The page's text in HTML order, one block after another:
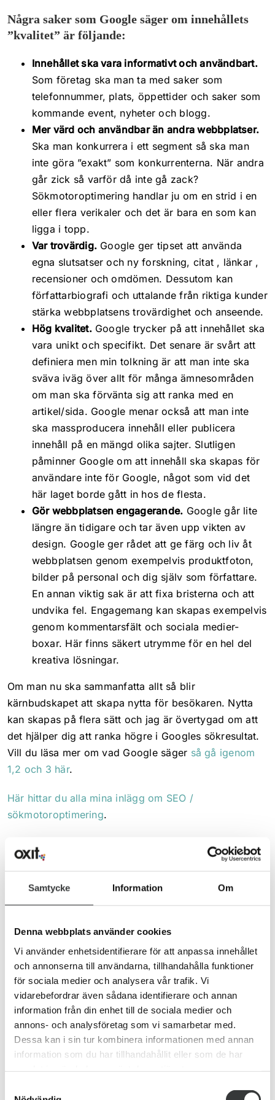
Samtycke Information Om
Denna webbplats använder cookies
Vi använder enhetsidentifierare för att anpassa innehållet
och annonserna till användarna, tillhandahålla funktioner
för sociala medier och analysera vår trafik. Vi
vidarebefordrar även sådana identifierare och annan
information från din enhet till de sociala medier och
annons- och analysföretag som vi samarbetar med.
Dessa kan i sin tur kombinera informationen med annan
information som du har tillhandahållit eller som de har
Några saker som Google säger om innehållets
”kvalitet” är följande:
Innehållet ska vara informativt och användbart.
Som företag ska man ta med saker som
telefonnummer, plats, öppettider och saker som
kommande event, nyheter och blogg.
Mer värd och användbar än andra webbplatser.
Ska man konkurrera i ett segment så ska man
inte göra ”exakt” som konkurrenterna. När andra
går zick så varför då inte gå zack?
Sökmotoroptimering handlar ju om en strid i en
eller flera verikaler och det är bara en som kan
ligga i topp.
Var trovärdig. Google ger tipset att använda
egna slutsatser och ny forskning, citat , länkar ,
recensioner och omdömen. Dessutom kan
författarbiografi och uttalande från riktiga kunder
stärka webbplatsens trovärdighet och anseende.
Hög kvalitet.Google trycker på att innehållet ska
vara unikt och specifikt. Det senare är svårt att
definiera men min tolkning är att man inte ska
sväva iväg över allt för många ämnesområden
om man ska förvänta sig att ranka med en
artikel/sida. Google menar också att man inte
ska massproducera innehåll eller publicera
innehåll på en mängd olika sajter. Slutligen
påminner Google om att innehåll ska skapas för
användare inte för Google, något som vid det
här laget borde gått in hos de flesta.
Gör webbplatsen engagerande. Google går lite
längre än tidigare och tar även upp vikten av
design. Google ger rådet att ge färg och liv åt
webbplatsen genom exempelvis produktfoton,
bilder på personal och dig själv som författare.
En annan viktig sak är att fixa bristerna och att
undvika fel. Engagemang kan skapas exempelvis
genom kommentarsfält och sociala medier-
boxar. Här finns säkert utrymme för en hel del
kreativa lösningar.
Om man nu ska sammanfatta allt så blir
kärnbudskapet att skapa nytta för besökaren. Nytta
kan skapas på flera sätt och jag är övertygad om att
det hjälper dig att ranka högre i Googles sökresultat.
Vill du läsa mer om vad Google säger så gå igenom
1,2 och 3 här.
Här hittar du alla mina inlägg om SEO /
sökmotoroptimering.
One Comment
29 december, 2016 at 16:35 - Reply
Mycket bra Håkan! Något som jag ser som ett hinder